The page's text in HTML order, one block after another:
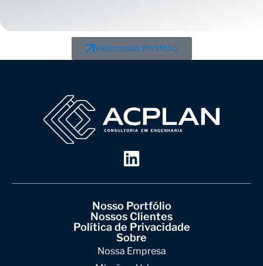
Veja nosso Portfólio
Nosso Portfólio
Nossos Clientes
Política de Privacidade
Sobre
Nossa Empresa